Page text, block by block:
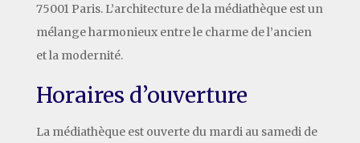
75001 Paris. L’architecture de la médiathèque est un
mélange harmonieux entre le charme de l’ancien
et la modernité.
Horaires d’ouverture
La médiathèque est ouverte du mardi au samedi de